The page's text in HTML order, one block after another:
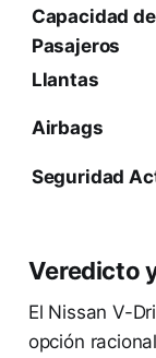
Capacidad de
Pasajeros
Llantas
Airbags
Seguridad
Veredicto
El Nissan V-
opción